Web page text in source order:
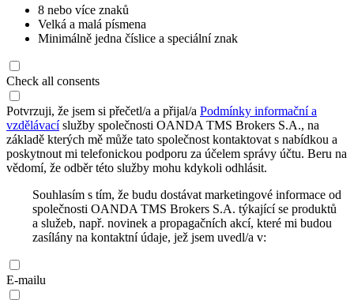
8 nebo více znaků
Velká a malá písmena
Minimálně jedna číslice a speciální znak
Check all consents
Potvrzuji, že jsem si přečetl/a a přijal/a Podmínky informační a
vzdělávacíslužby společnosti OANDA TMS Brokers S.A., na
základě kterých mě může tato společnost kontaktovat s nabídkou a
poskytnout mi telefonickou podporu za účelem správy účtu. Beru na
vědomí, že odběr této služby mohu kdykoli odhlásit.
Souhlasím s tím, že budu dostávat marketingové informace od
společnosti OANDA TMS Brokers S.A. týkající se produktů
a služeb, např. novinek a propagačních akcí, které mi budou
zasílány na kontaktní údaje, jež jsem uvedl/a v:
E-mailu